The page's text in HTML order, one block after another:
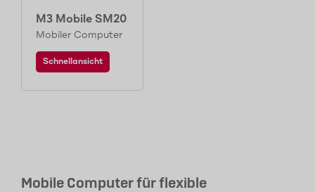
M3 Mobile SM20
Mobiler Computer
Schnellansicht
Mobile Computer für flexible